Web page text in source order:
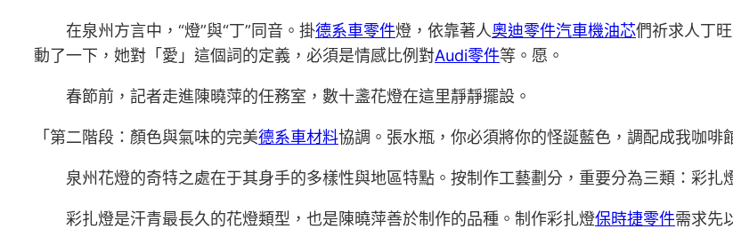
在泉州方言中，“燈”與“丁”同音。掛德系車零件燈，依靠著人奧迪零件汽車機油芯們祈求人丁
動了一下，她對「愛」這個詞的定義，必須是情感比例對Audi零件等。愿。
春節前，記者走進陳曉萍的任務室，數十盞花燈在這里靜靜擺設。
「第二階段：顏色與氣味的完美德系車材料協調。張水瓶，你必須將你的怪誕藍色，調配成我咖啡
泉州花燈的奇特之處在于其身手的多樣性與地區特點。按制作工藝劃分，重要分為三類：彩扎
彩扎燈是汗青最長久的花燈類型，也是陳曉萍善於制作的品種。制作彩扎燈保時捷零件需求先